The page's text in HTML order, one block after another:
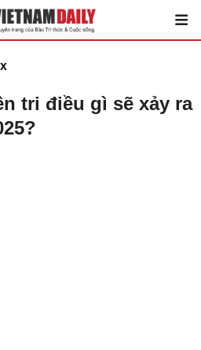
tri điều gì sẽ xảy ra